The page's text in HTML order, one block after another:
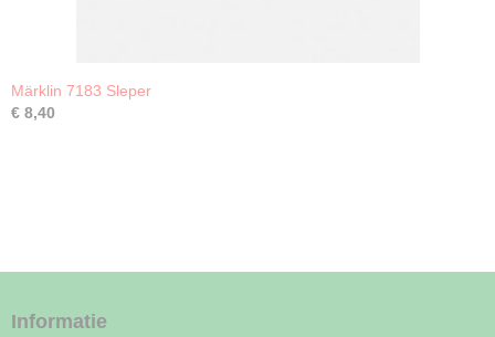
Märklin 7183 Sleper
€ 8,40
Informatie